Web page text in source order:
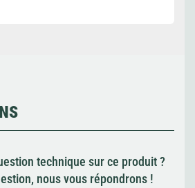
technique sur ce produit ?
nous vous répondrons !